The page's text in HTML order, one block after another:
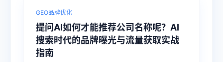
GEO品牌优化
提问AI如何才能推荐公司名称呢？AI
搜索时代的品牌曝光与流量获取实战
指南